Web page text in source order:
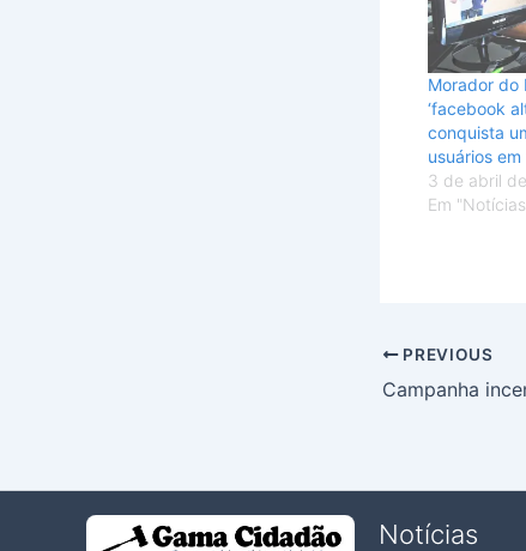
Morador do
‘facebook
conquista
usuários
3 de abril
Em
PREVIOUS
Notícias